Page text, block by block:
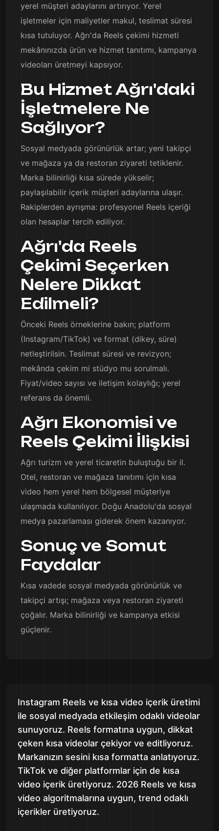
yerel müşteri adaylarını artırıyor. Yerel
işletmeler için maliyetler makul, teslimat süresi
kısa tutuluyor. Ağrı'da Reels çekimi hizmeti
mekânınızda ürün ve hizmet tanıtımı, kampanya
videoları üretmeyi kapsıyor.
Bu Hizmet Ağrı'daki
İşletmelere Ne
Sağlıyor?
Sosyal medyada görünürlük artar; yeni takipçi
ve mağaza ya da restoran ziyareti tetiklenir.
Marka bilinirliği kısa sürede yükselir;
paylaşılabilir içerik müşteri adaylarına ulaşır.
Rakiplerden ayrışma: profesyonel Reels içeriği
olan hesaplar tercih ediliyor.
Ağrı'da Reels
Çekimi Seçerken
Nelere Dikkat
Edilmeli?
Önceki Reels örneklerine bakın; platform
(Instagram/TikTok) ve format (dikey, süre)
netleştirilsin. Teslimat süresi ve revizyon;
mekânda çekim mi stüdyo mu sorulmalı.
Fiyat/video sayısı ve iletişim kolaylığı; yerel
referans da önemli.
Ağrı Ekonomisi ve
Reels Çekimi İlişkisi
Ağrı turizm ve yerel ticaretin buluştuğu bir il.
Otel, restoran ve mağaza tanıtımı için kısa
video hem yerel hem bölgesel müşteriye
ulaşmada kullanılıyor. Doğu Anadolu'da sosyal
medya pazarlaması giderek önem kazanıyor.
Sonuç ve Somut
Faydalar
Kısa vadede sosyal medyada görünürlük ve
takipçi artışı; mağaza veya restoran ziyareti
çoğalır. Marka bilinirliği ve kampanya etkisi
güçlenir.
Instagram Reels ve kısa video içerik üretimi
ile sosyal medyada etkileşim odaklı videolar
sunuyoruz. Reels formatına uygun, dikkat
çeken kısa videolar çekiyor ve editliyoruz.
Markanızın sesini kısa formatta anlatıyoruz.
TikTok ve diğer platformlar için de kısa
video içerik üretiyoruz. 2026 Reels ve kısa
video algoritmalarına uygun, trend odaklı
içerikler üretiyoruz.